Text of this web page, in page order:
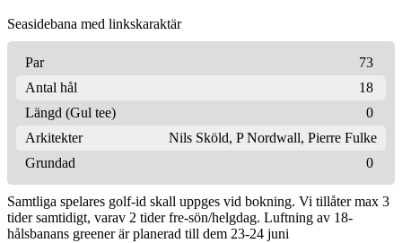
Seasidebana med linkskaraktär
Par
73
Antal hål
18
Längd (Gul tee)
0
Arkitekter
Nils Sköld, P Nordwall, Pierre Fulke
Grundad
0
Samtliga spelares golf-id skall uppges vid bokning. Vi tillåter max 3
tider samtidigt, varav 2 tider fre-sön/helgdag. Luftning av 18-
hålsbanans greener är planerad till dem 23-24 juni